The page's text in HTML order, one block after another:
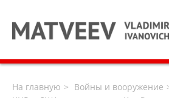
На главную Войны и вооружение